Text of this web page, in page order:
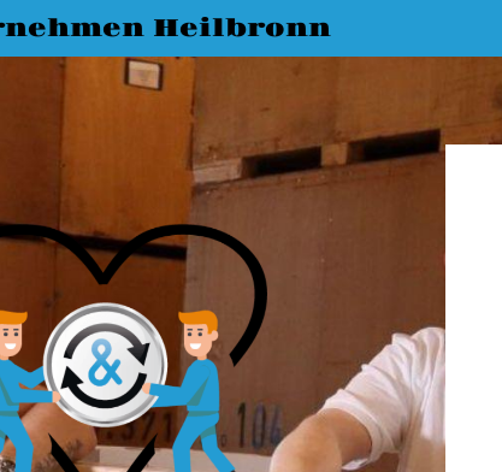
Heilbronn